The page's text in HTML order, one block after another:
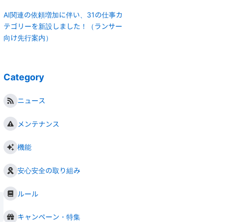
AI関連の依頼増加に伴い、31の仕事カ
テゴリーを新設しました！（ランサー
向け先行案内）
Category
ニュース
メンテナンス
機能
安心安全の取り組み
ルール
キャンペーン・特集